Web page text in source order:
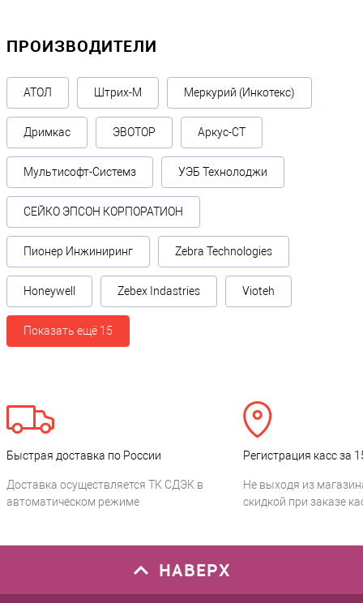
ПРОИЗВОДИТЕЛИ
АТОЛ Штрих-М Меркурий (Инкотекс)
Дримкас ЭВОТОР Аркус-СТ
Мультисофт-Системз УЭБ Технолоджи
СЕЙКО ЭПСОН КОРПОРАТИОН
Пионер Инжиниринг Zebra Technologies
Honeywell Zebex Indastries Vioteh
Показать ещё 15
Быстрая доставка по России
Доставка осуществляется ТК СДЭК в
автоматическом режиме
Регистрация касс за
Не выходя из
скидкой при заказе
НАВЕРХ